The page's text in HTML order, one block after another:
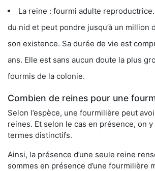
La reine : fourmi adulte
du nid et peut pondre jusqu’à un million
son existence. Sa durée de vie est
ans. Elle est sans aucun doute la plus
fourmis de la colonie.
Combien de reines pour une
Selon l’espèce, une fourmilière peut
reines. Et selon le cas en présence, on
termes distinctifs.
Ainsi, la présence d’une seule reine
sommes en présence d’une fourmilière